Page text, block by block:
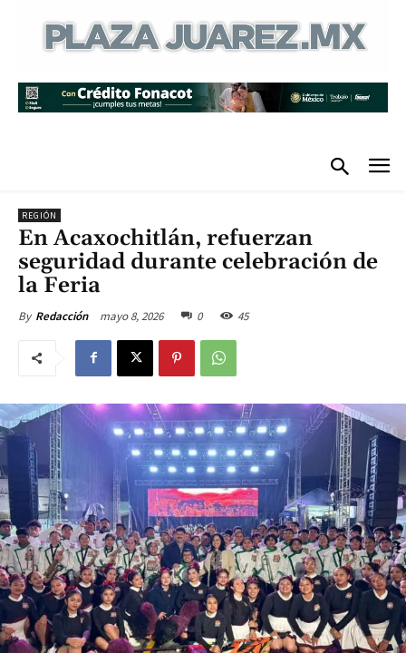
REGIÓN
En Acaxochitlán, refuerzan
seguridad durante celebración de
la Feria
By Redacción mayo 8, 2026 0 45